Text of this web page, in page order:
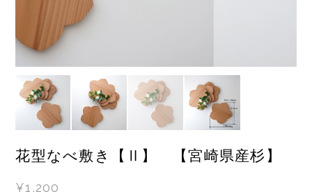
花型なべ敷き【Ⅱ】 【宮崎県産杉】
¥1,200